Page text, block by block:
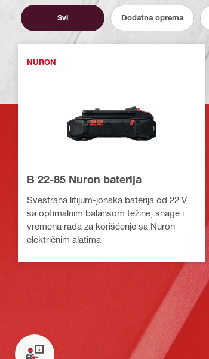
Svi Dodatna oprema
NURON
B 22-85 Nuron baterija
Svestrana litijum-jonska baterija od 22 V
sa optimalnim balansom težine, snage i
vremena rada za korišćenje sa Nuron
električnim alatima